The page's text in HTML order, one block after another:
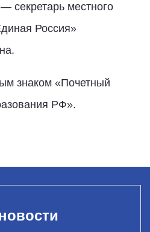
секретарь местного
Россия»
знаком «Почетный
РФ».